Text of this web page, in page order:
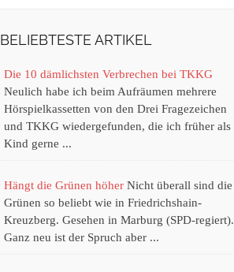
BELIEBTESTE ARTIKEL
Die 10 dämlichsten Verbrechen bei TKKG
Neulich habe ich beim Aufräumen mehrere
Hörspielkassetten von den Drei Fragezeichen
und TKKG wiedergefunden, die ich früher als
Kind gerne ...
Hängt die Grünen höher Nicht überall sind die
Grünen so beliebt wie in Friedrichshain-
Kreuzberg. Gesehen in Marburg (SPD-regiert).
Ganz neu ist der Spruch aber ...